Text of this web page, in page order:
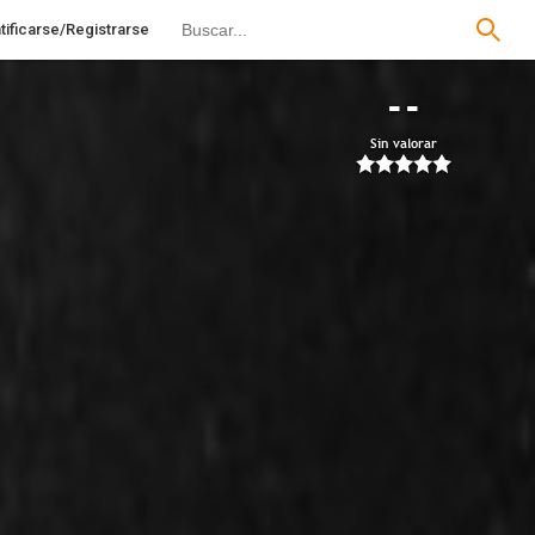
Registrarse
--
Sin valorar